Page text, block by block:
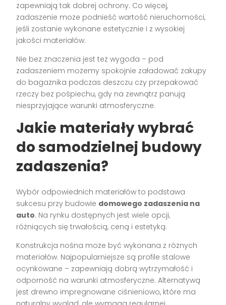
zapewniają tak dobrej ochrony. Co więcej,
zadaszenie może podnieść wartość nieruchomości,
jeśli zostanie wykonane estetycznie i z wysokiej
jakości materiałów.
Nie bez znaczenia jest też wygoda – pod
zadaszeniem możemy spokojnie załadować zakupy
do bagażnika podczas deszczu czy przepakować
rzeczy bez pośpiechu, gdy na zewnątrz panują
niesprzyjające warunki atmosferyczne.
Jakie materiały wybrać
do samodzielnej budowy
zadaszenia?
Wybór odpowiednich materiałów to podstawa
sukcesu przy budowie domowego zadaszenia na
auto. Na rynku dostępnych jest wiele opcji,
różniących się trwałością, ceną i estetyką.
Konstrukcja nośna może być wykonana z różnych
materiałów. Najpopularniejsze są profile stalowe
ocynkowane – zapewniają dobrą wytrzymałość i
odporność na warunki atmosferyczne. Alternatywą
jest drewno impregnowane ciśnieniowo, które ma